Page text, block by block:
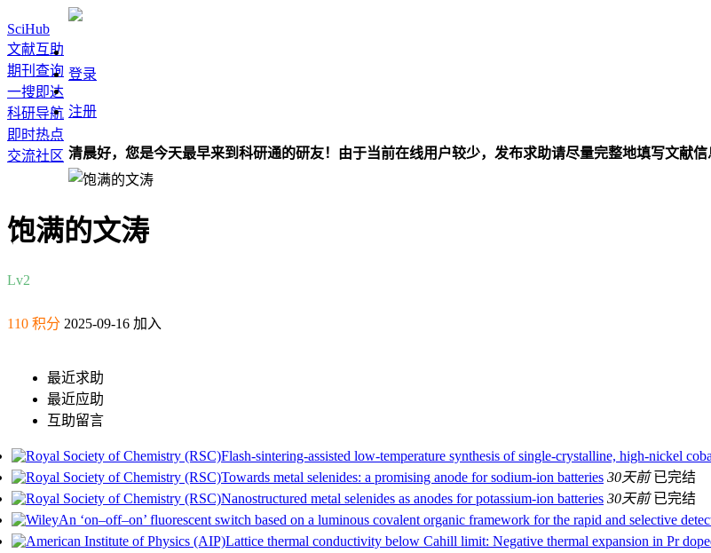
SciHub
文献互助
期刊查询
一搜即达
科研导航
即时热点
交流社区
登录
注册
清晨好，您是今天最早来到科研通的研友！由于当前在线用户较少，发布求助请尽量完整地填写文献
饱满的文涛
Lv2
110 积分 2025-09-16 加入
最近求助
最近应助
互助留言
Flash-sintering-assisted low-temperature synthesis of single-crystalline, high-nickel
Towards metal selenides: a promising anode for sodium-ion batteries 30天前 已完结
Nanostructured metal selenides as anodes for potassium-ion batteries 30天前 已完结
An ‘on–off–on’ fluorescent switch based on a luminous covalent organic framework for the rapid and selective
Lattice thermal conductivity below Cahill limit: Negative thermal expansion in Pr